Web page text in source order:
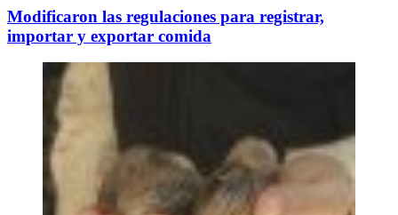
Modificaron las regulaciones para registrar,
importar y exportar comida